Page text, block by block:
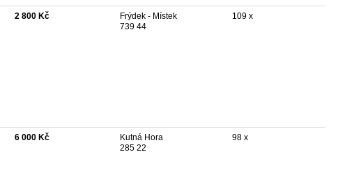
2 800 Kč
Frýdek - Místek
739 44
109 x
6 000 Kč
Kutná Hora
285 22
98 x